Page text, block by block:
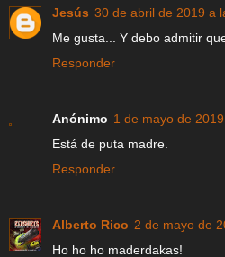
Jesús 30 de abril de 2019 a
Me gusta... Y debo admitir
Responder
Anónimo 1 de mayo de
Está de puta madre.
Responder
Alberto Rico 2 de mayo de
Ho ho ho maderdakas!